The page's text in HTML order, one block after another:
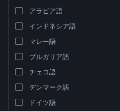
デスクトップウェブサイトを表示
アラビア語
インドネシア語
マレー語
ブルガリア語
チェコ語
デンマーク語
ドイツ語